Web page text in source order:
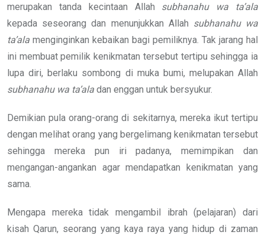
merupakan tanda kecintaan Allah subhanahu wa ta’ala
kepada seseorang dan menunjukkan Allah subhanahu wa
ta’ala menginginkan kebaikan bagi pemiliknya. Tak jarang hal
ini membuat pemilik kenikmatan tersebut tertipu sehingga ia
lupa diri, berlaku sombong di muka bumi, melupakan Allah
subhanahu wa ta’ala dan enggan untuk bersyukur.
Demikian pula orang-orang di sekitarnya, mereka ikut tertipu
dengan melihat orang yang bergelimang kenikmatan tersebut
sehingga mereka pun iri padanya, memimpikan dan
mengangan-angankan agar mendapatkan kenikmatan yang
sama.
Mengapa mereka tidak mengambil ibrah (pelajaran) dari
kisah Qarun, seorang yang kaya raya yang hidup di zaman